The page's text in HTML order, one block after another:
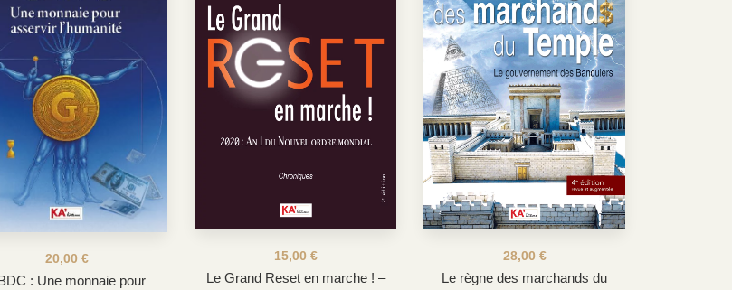
: Une monnaie pour
20,00 €
Le Grand Reset en marche ! –
15,00 €
Le règne des marchands du
28,00 €